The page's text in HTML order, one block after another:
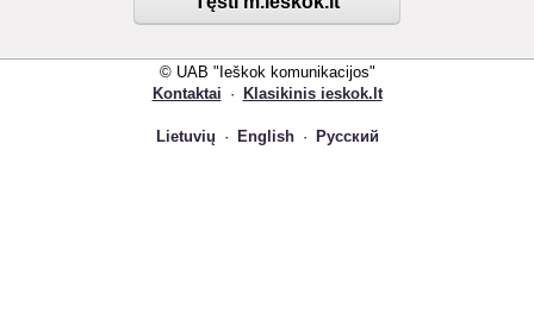
© UAB "Ieškok komunikacijos"
Kontaktai · Klasikinis ieskok.lt
Lietuvių · English · Русский